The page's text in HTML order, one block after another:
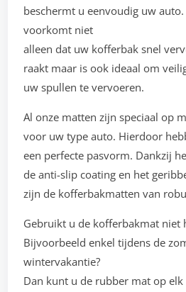
beschermt u eenvoudig uw
voorkomt niet
alleen dat uw kofferbak snel
raakt maar is ook ideaal om
uw spullen te vervoeren.
Al onze matten zijn speciaal op
voor uw type auto. Hierdoor
een perfecte pasvorm. Dankzij
de anti-slip coating en het
zijn de kofferbakmatten van
Gebruikt u de kofferbakmat niet
Bijvoorbeeld enkel tijdens de
wintervakantie?
Dan kunt u de rubber mat op